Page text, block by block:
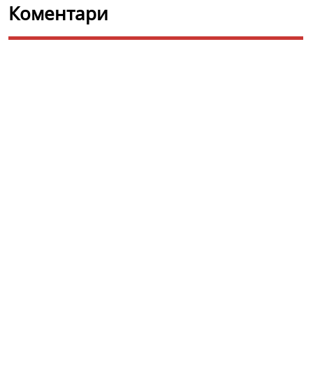
Коментари